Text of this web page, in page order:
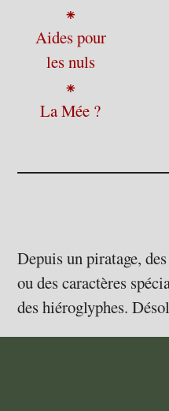
⁕
Aides pour
les nuls
⁕
La Mée ?
Depuis un piratage,
ou des caractères
des hiéroglyphes.